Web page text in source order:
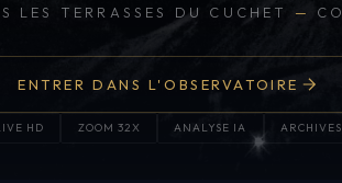
LES TERRASSES DU CUCHET —
ENTRER DANS L'OBSERVATOIRE
HD ZOOM 32X ANALYSE IA ARCHIVES